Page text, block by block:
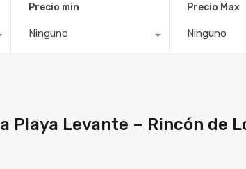
Precio min
Ninguno
Precio Max
Ninguno
Playa Levante – Rincón de